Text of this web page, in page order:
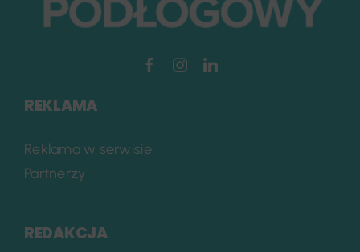
REKLAMA
Reklama w serwisie
Partnerzy
REDAKCJA